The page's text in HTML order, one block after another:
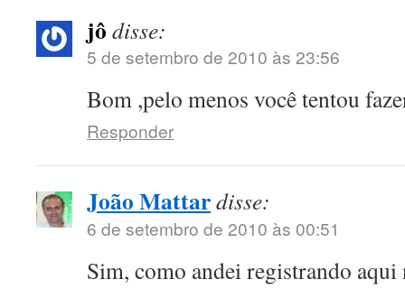
jô disse:
5 de setembro de 2010 às 23:56
Bom ,pelo menos você tentou
Responder
João Mattardisse:
6 de setembro de 2010 às 00:51
Sim, como andei registrando